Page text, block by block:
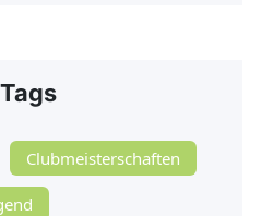
Tags
Clubmeisterschaften